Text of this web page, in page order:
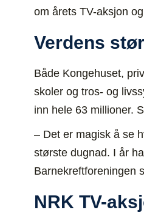
om årets TV-aksjon
Verdens
Både Kongehuset,
skoler og tros- og
inn hele 63 millioner.
– Det er magisk å se
største dugnad. I år
Barnekreftforeningen
NRK TV-